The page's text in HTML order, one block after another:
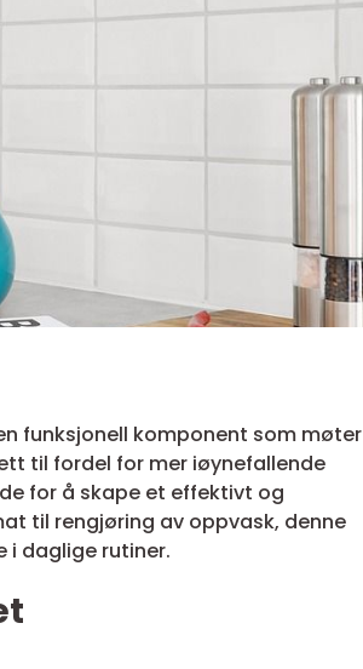
funksjonell komponent som møter
til fordel for mer iøynefallende
for å skape et effektivt og
til rengjøring av oppvask, denne
i daglige rutiner.